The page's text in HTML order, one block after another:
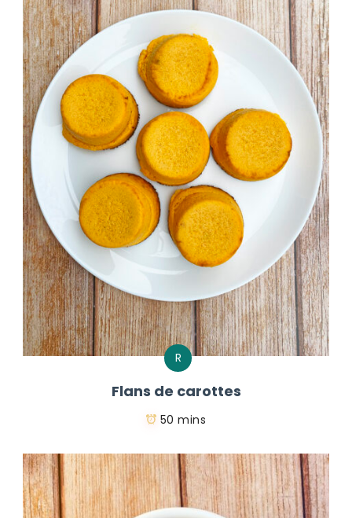
R
Flans de carottes
50 mins